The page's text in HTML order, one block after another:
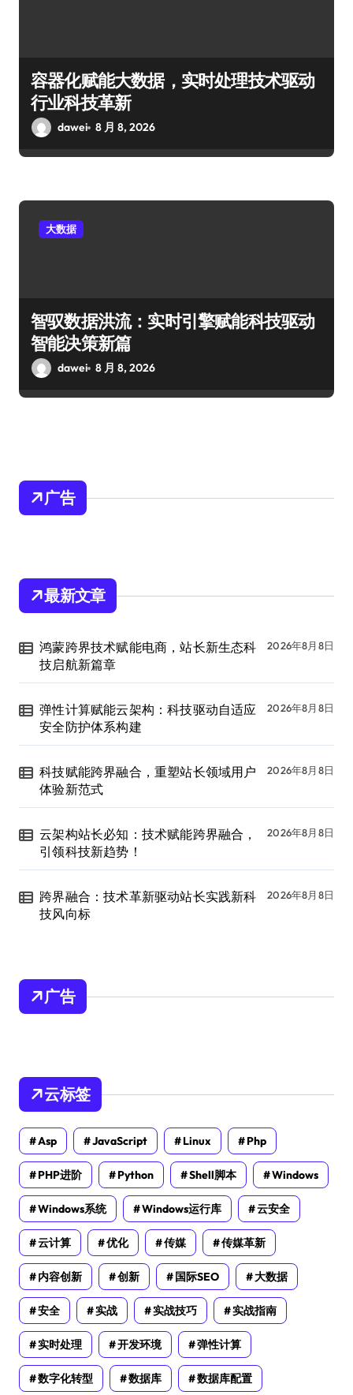
容器化赋能大数据，实时处理技术驱动
行业科技革新
dawei 8 月 8, 2026
大数据
智驭数据洪流：实时引擎赋能科技驱动
智能决策新篇
dawei 8 月 8, 2026
广告
最新文章
鸿蒙跨界技术赋能电商，站长新生态科
技启航新篇章
2026年8月8日
弹性计算赋能云架构：科技驱动自适应
安全防护体系构建
2026年8月8日
科技赋能跨界融合，重塑站长领域用户
体验新范式
2026年8月8日
云架构站长必知：技术赋能跨界融合，
引领科技新趋势！
2026年8月8日
跨界融合：技术革新驱动站长实践新科
技风向标
2026年8月8日
广告
云标签
Asp JavaScript Linux Php
PHP进阶 Python Shell脚本 Windows
Windows系统 Windows运行库 云安全
云计算 优化 传媒 传媒革新
内容创新 创新 国际SEO 大数据
安全 实战 实战技巧 实战指南
实时处理 开发环境 弹性计算
数字化转型 数据库 数据库配置